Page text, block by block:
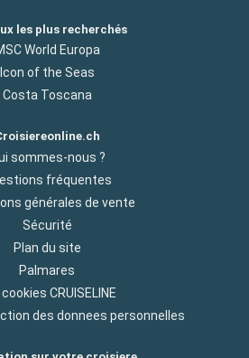
les plus recherchés
World Europa
Icon of the Seas
Costa Toscana
sommes-nous ?
fréquentes
générales de vente
Sécurité
Plan du site
Palmares
CRUISELINE
des donnees personnelles